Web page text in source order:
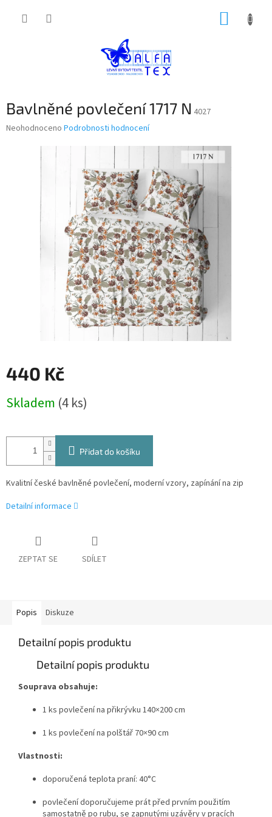
Bavlněné povlečení 1717 N 4027
Průměrné
hvězdiček.
Neohodnoceno Podrobnosti hodnocení
440 Kč
cena:
Skladem (4 ks)
Přidat do košíku
Kvalitní české bavlněné povlečení, moderní vzory, zapínání na zip
Detailní informace
ZEPTAT SE SDÍLET
Popis Diskuze
Detailní popis produktu
Detailní popis produktu
Souprava obsahuje:
1 ks povlečení na přikrývku 140×200 cm
1 ks povlečení na polštář 70×90 cm
Vlastnosti:
doporučená teplota praní: 40°C
povlečení doporučujeme prát před prvním použitím
samostatně po rubu, se zapnutými uzávěry v pracích